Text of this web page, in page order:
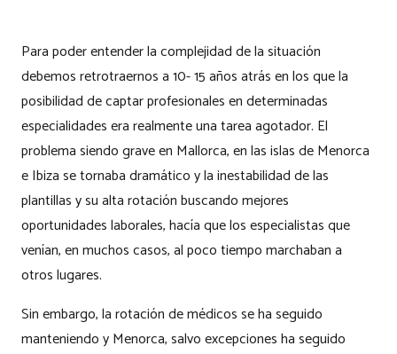
Para poder entender la complejidad de la situación
debemos retrotraernos a 10- 15 años atrás en los que la
posibilidad de captar profesionales en determinadas
especialidades era realmente una tarea agotador. El
problema siendo grave en Mallorca, en las islas de Menorca
e Ibiza se tornaba dramático y la inestabilidad de las
plantillas y su alta rotación buscando mejores
oportunidades laborales, hacía que los especialistas que
venían, en muchos casos, al poco tiempo marchaban a
otros lugares.
Sin embargo, la rotación de médicos se ha seguido
manteniendo y Menorca, salvo excepciones ha seguido